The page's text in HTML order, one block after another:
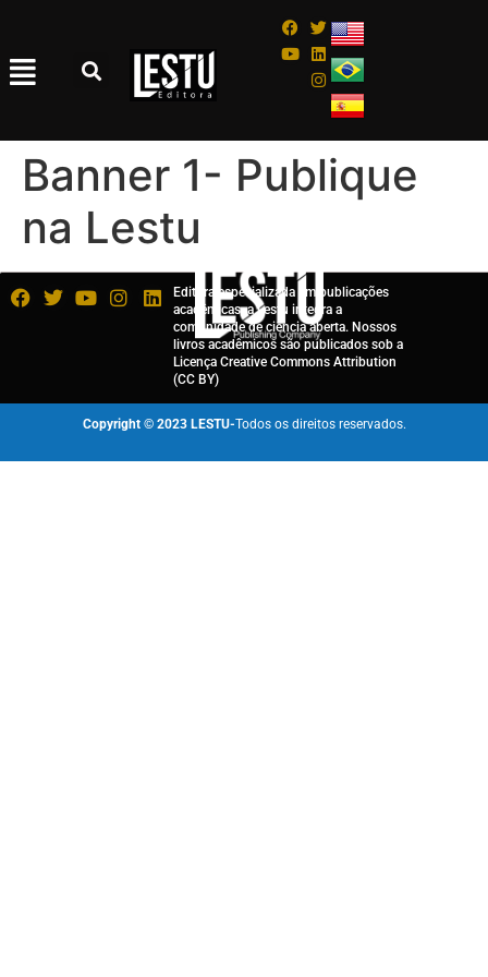
Banner 1- Publique
na Lestu
Editora especializada em publicações
acadêmicas, a Lestu integra a
comunidade de ciência aberta. Nossos
livros acadêmicos são publicados sob a
Licença Creative Commons Attribution
(CC BY)
Copyright © 2023 LESTU-Todos os direitos reservados.